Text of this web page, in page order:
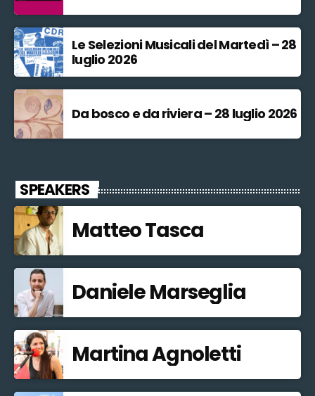
Le Selezioni Musicali del Martedì – 28
luglio 2026
Da bosco e da riviera – 28 luglio 2026
SPEAKERS
Matteo Tasca
Daniele Marseglia
Martina Agnoletti